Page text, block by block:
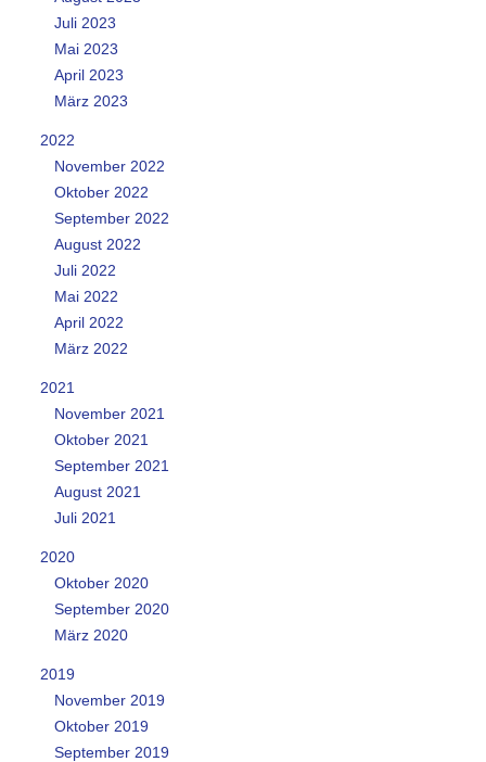
Juli 2023
Mai 2023
April 2023
März 2023
2022
November 2022
Oktober 2022
September 2022
August 2022
Juli 2022
Mai 2022
April 2022
März 2022
2021
November 2021
Oktober 2021
September 2021
August 2021
Juli 2021
2020
Oktober 2020
September 2020
März 2020
2019
November 2019
Oktober 2019
September 2019